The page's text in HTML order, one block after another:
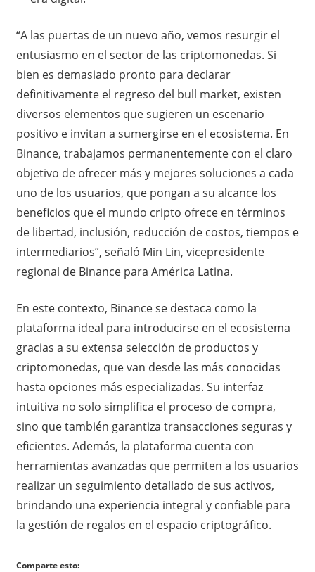
“A las puertas de un nuevo año, vemos resurgir el
entusiasmo en el sector de las criptomonedas. Si
bien es demasiado pronto para declarar
definitivamente el regreso del bull market, existen
diversos elementos que sugieren un escenario
positivo e invitan a sumergirse en el ecosistema. En
Binance, trabajamos permanentemente con el claro
objetivo de ofrecer más y mejores soluciones a cada
uno de los usuarios, que pongan a su alcance los
beneficios que el mundo cripto ofrece en términos
de libertad, inclusión, reducción de costos, tiempos e
intermediarios”, señaló Min Lin, vicepresidente
regional de Binance para América Latina.
En este contexto, Binance se destaca como la
plataforma ideal para introducirse en el ecosistema
gracias a su extensa selección de productos y
criptomonedas, que van desde las más conocidas
hasta opciones más especializadas. Su interfaz
intuitiva no solo simplifica el proceso de compra,
sino que también garantiza transacciones seguras y
eficientes. Además, la plataforma cuenta con
herramientas avanzadas que permiten a los usuarios
realizar un seguimiento detallado de sus activos,
brindando una experiencia integral y confiable para
la gestión de regalos en el espacio criptográfico.
Comparte esto: